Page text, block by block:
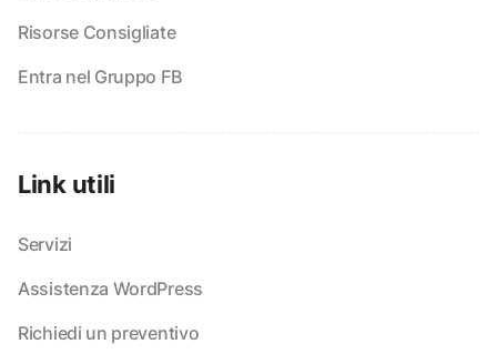
Risorse Consigliate
Entra nel Gruppo FB
Link utili
Servizi
Assistenza WordPress
Richiedi un preventivo